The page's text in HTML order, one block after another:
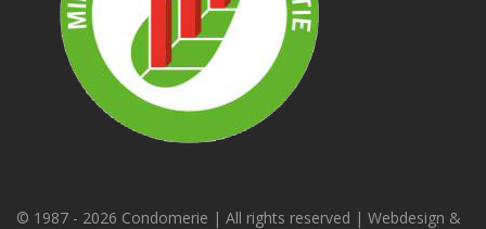
© 1987 - 2026 Condomerie | All rights reserved | Webdesign &